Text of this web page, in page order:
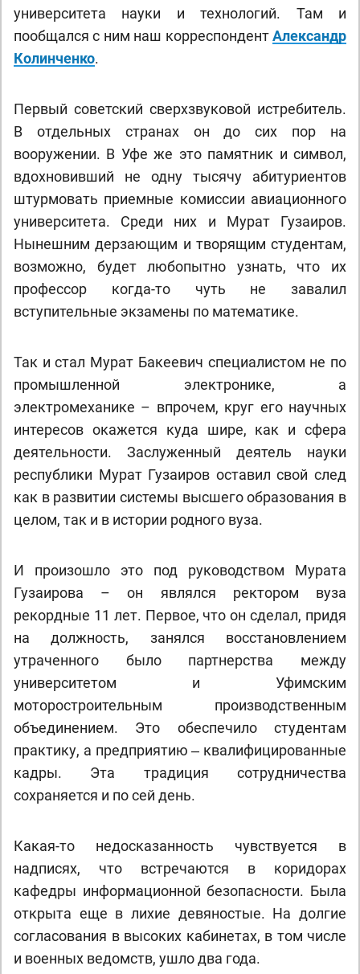
университета науки и технологий. Там и
пообщался с ним наш корреспондентАлександр
Колинченко.
Первый советский сверхзвуковой истребитель.
В отдельных странах он до сих пор на
вооружении. В Уфе же это памятник и символ,
вдохновивший не одну тысячу абитуриентов
штурмовать приемные комиссии авиационного
университета. Среди них и Мурат Гузаиров.
Нынешним дерзающим и творящим студентам,
возможно, будет любопытно узнать, что их
профессор когда-то чуть не завалил
вступительные экзамены по математике.
Так и стал Мурат Бакеевич специалистом не по
промышленной электронике, а
электромеханике – впрочем, круг его научных
интересов окажется куда шире, как и сфера
деятельности. Заслуженный деятель науки
республики Мурат Гузаиров оставил свой след
как в развитии системы высшего образования в
целом, так и в истории родного вуза.
И произошло это под руководством Мурата
Гузаирова – он являлся ректором вуза
рекордные 11 лет. Первое, что он сделал, придя
на должность, занялся восстановлением
утраченного было партнерства между
университетом и Уфимским
моторостроительным производственным
объединением. Это обеспечило студентам
практику, а предприятию ‒ квалифицированные
кадры. Эта традиция сотрудничества
сохраняется и по сей день.
Какая-то недосказанность чувствуется в
надписях, что встречаются в коридорах
кафедры информационной безопасности. Была
открыта еще в лихие девяностые. На долгие
согласования в высоких кабинетах, в том числе
и военных ведомств, ушло два года.